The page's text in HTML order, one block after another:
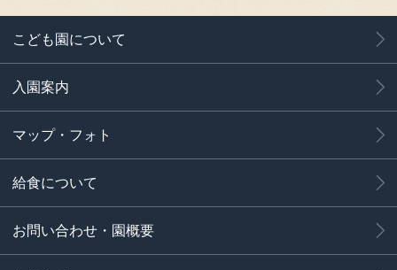
こども園について
入園案内
マップ・フォト
給食について
お問い合わせ・園概要